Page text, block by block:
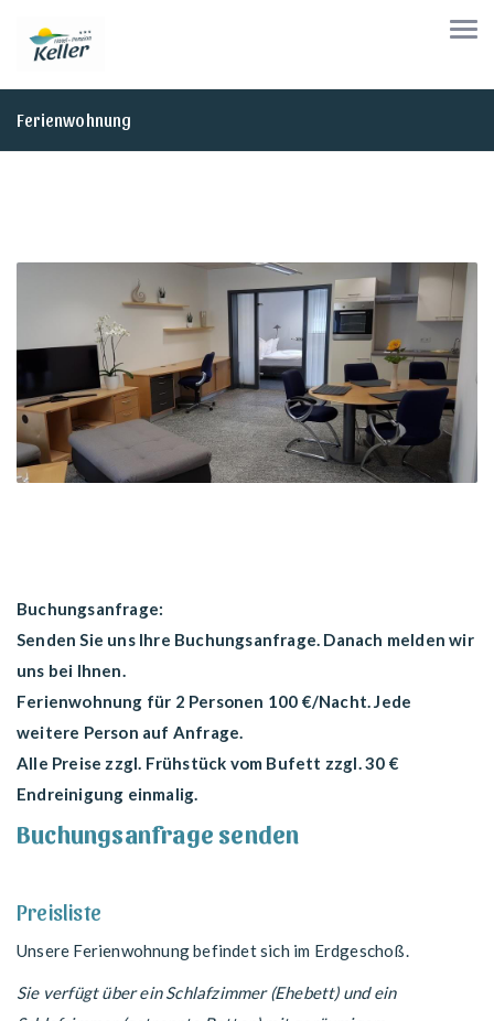
Ferienwohnung
Buchungsanfrage:
Senden Sie uns Ihre Buchungsanfrage. Danach melden wir
uns bei Ihnen.
Ferienwohnung für 2 Personen 100 €/Nacht. Jede
weitere Person auf Anfrage.
Alle Preise zzgl. Frühstück vom Bufett zzgl. 30 €
Endreinigung einmalig.
Buchungsanfrage senden
Preisliste
Unsere Ferienwohnung befindet sich im Erdgeschoß.
Sie verfügt über ein Schlafzimmer (Ehebett) und ein